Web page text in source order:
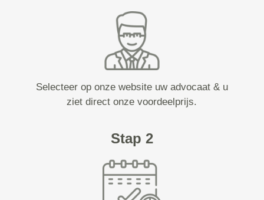
Selecteer op onze website uw advocaat & u
ziet direct onze voordeelprijs.
Stap 2